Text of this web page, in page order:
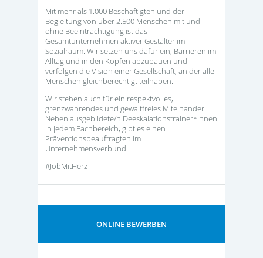
Mit mehr als 1.000 Beschäftigten und der
Begleitung von über 2.500 Menschen mit und
ohne Beeinträchtigung ist das
Gesamtunternehmen aktiver Gestalter im
Sozialraum. Wir setzen uns dafür ein, Barrieren im
Alltag und in den Köpfen abzubauen und
verfolgen die Vision einer Gesellschaft, an der alle
Menschen gleichberechtigt teilhaben.
Wir stehen auch für ein respektvolles,
grenzwahrendes und gewaltfreies Miteinander.
Neben ausgebildete/n Deeskalationstrainer*innen
in jedem Fachbereich, gibt es einen
Präventionsbeauftragten im
Unternehmensverbund.
#JobMitHerz
ONLINE BEWERBEN